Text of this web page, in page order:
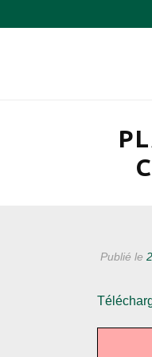
Publié le